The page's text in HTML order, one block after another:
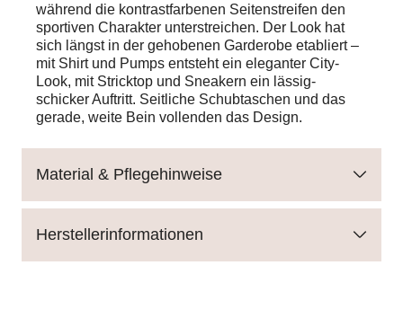
während die kontrastfarbenen Seitenstreifen den
sportiven Charakter unterstreichen. Der Look hat
sich längst in der gehobenen Garderobe etabliert –
mit Shirt und Pumps entsteht ein eleganter City-
Look, mit Stricktop und Sneakern ein lässig-
schicker Auftritt. Seitliche Schubtaschen und das
gerade, weite Bein vollenden das Design.
Material & Pflegehinweise
Herstellerinformationen